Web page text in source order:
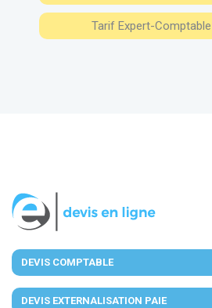
Tarif Expert-
DEVIS COMPTABLE
DEVIS EXTERNALISATION PAIE